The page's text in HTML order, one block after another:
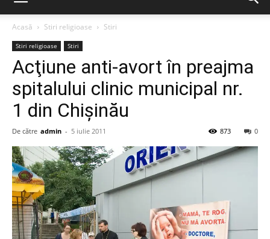
Acasă
Stiri religioase Stiri
Stiri religioase Stiri
Acţiune anti-avort în preajma
spitalului clinic municipal nr.
1 din Chişinău
De către admin - 5 iulie 2011 0
873